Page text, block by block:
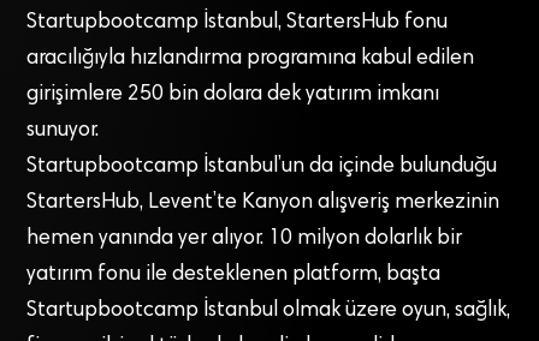
Startupbootcamp İstanbul, StartersHub fonu
aracılığıyla hızlandırma programına kabul edilen
girişimlere 250 bin dolara dek yatırım imkanı
sunuyor.
Startupbootcamp İstanbul’un da içinde bulunduğu
StartersHub, Levent’te Kanyon alışveriş merkezinin
hemen yanında yer alıyor. 10 milyon dolarlık bir
yatırım fonu ile desteklenen platform, başta
Startupbootcamp İstanbul olmak üzere oyun, sağlık,